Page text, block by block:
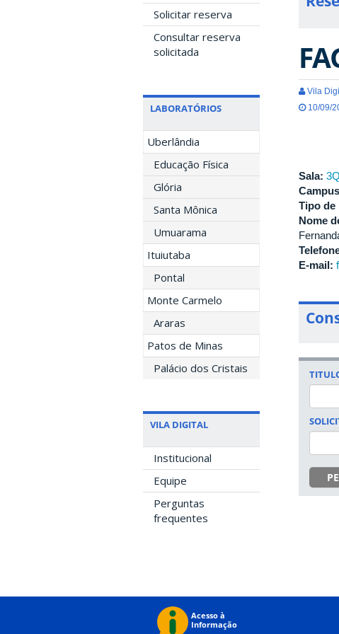
Solicitar reserva
Consultar reserva
solicitada
LABORATÓRIOS
Uberlândia
Educação Física
Glória
Santa Mônica
Umuarama
Ituiutaba
Pontal
Monte Carmelo
Araras
Patos de Minas
Palácio dos Cristais
VILA DIGITAL
Institucional
Equipe
Perguntas
frequentes
Vila
10/09/
Sala:
Tipo de
Nome
E-mail: